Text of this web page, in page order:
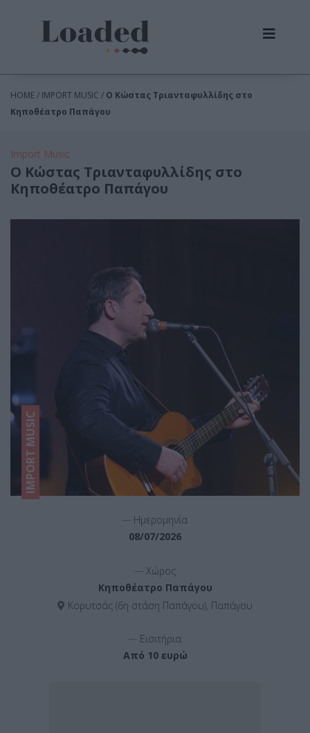
HOME / IMPORT MUSIC / Ο Κώστας Τριανταφυλλίδης στο
Κηποθέατρο Παπάγου
Import Music
Ο Κώστας Τριανταφυλλίδης στο
Κηποθέατρο Παπάγου
IMPORT MUSIC
Ημερομηνία
08/07/2026
Χώρος
Κηποθέατρο Παπάγου
Κορυτσάς (6η στάση Παπάγου), Παπάγου
Εισιτήρια
Από 10 ευρώ